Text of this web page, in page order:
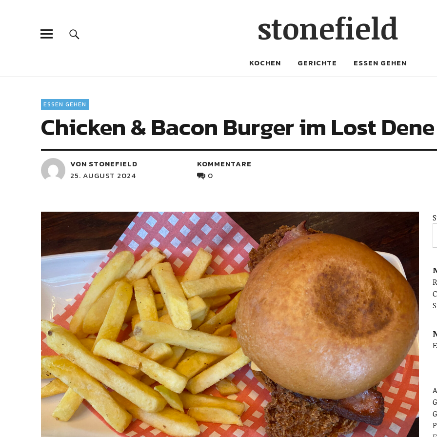
stonefield
KOCHEN GERICHTE ESSEN GEHEN
ESSEN GEHEN
Chicken & Bacon Burger im Lost Dene
VON STONEFIELD
25. AUGUST 2024
KOMMENTARE
0